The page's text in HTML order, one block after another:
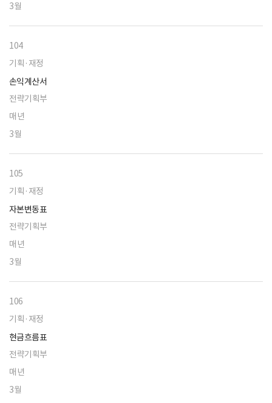
3월
104
기획·재정
손익계산서
전략기획부
매년
3월
105
기획·재정
자본변동표
전략기획부
매년
3월
106
기획·재정
현금흐름표
전략기획부
매년
3월